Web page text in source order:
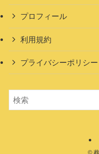
プロフィール
利用規約
プライバシーポリシー
©葬